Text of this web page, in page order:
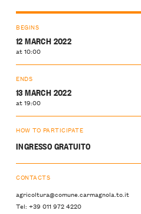
BEGINS
12 MARCH 2022
at 10:00
ENDS
13 MARCH 2022
at 19:00
HOW TO PARTICIPATE
INGRESSO GRATUITO
CONTACTS
agricoltura@comune.carmagnola.to.it
Tel: +39 011 972 4220